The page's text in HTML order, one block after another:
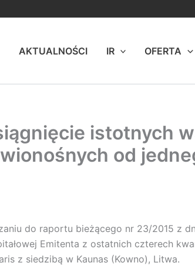
AKTUALNOŚCI IR OFERTA
istotnych
od
do raportu bieżącego nr 23/2015 z
Emitenta z ostatnich czterech
z siedzibą w Kaunas (Kowno), Litwa.